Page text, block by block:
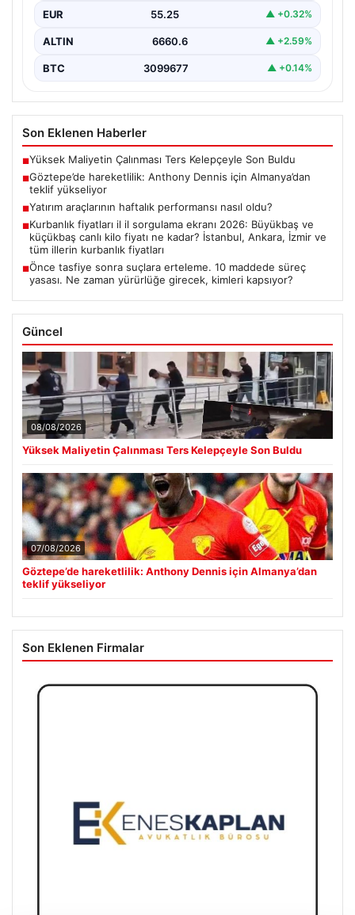
EUR 55.25 ▲ +0.32%
ALTIN 6660.6 ▲ +2.59%
BTC 3099677 ▲ +0.14%
Son Eklenen Haberler
■Yüksek Maliyetin Çalınması Ters Kelepçeyle Son Buldu
■Göztepe’de hareketlilik: Anthony Dennis için Almanya’dan
teklif yükseliyor
■Yatırım araçlarının haftalık performansı nasıl oldu?
■Kurbanlık fiyatları il il sorgulama ekranı 2026: Büyükbaş ve
küçükbaş canlı kilo fiyatı ne kadar? İstanbul, Ankara, İzmir ve
tüm illerin kurbanlık fiyatları
■Önce tasfiye sonra suçlara erteleme. 10 maddede süreç
yasası. Ne zaman yürürlüğe girecek, kimleri kapsıyor?
Güncel
08/08/2026
Yüksek Maliyetin Çalınması Ters Kelepçeyle Son Buldu
07/08/2026
Göztepe’de hareketlilik: Anthony Dennis için Almanya’dan
teklif yükseliyor
Son Eklenen Firmalar